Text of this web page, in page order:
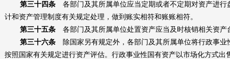
第三十四条
各部门及其所属单位应当定期或者不定期对资产进
计和资产管理制度有关规定处理，做到账实相符和账账相符。
第三十五条
各部门及其所属单位处置资产应当及时核销相关资产
第三十六条
除国家另有规定外，各部门及其所属单位将行政事
按照国家有关规定进行资产评估。行政事业性国有资产以市场化方式